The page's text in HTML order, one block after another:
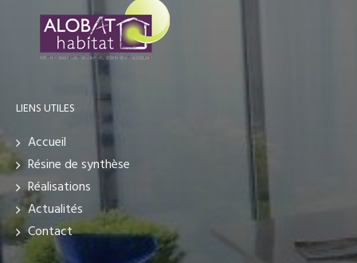
LIENS UTILES
Accueil
Résine de synthèse
Réalisations
Actualités
Contact